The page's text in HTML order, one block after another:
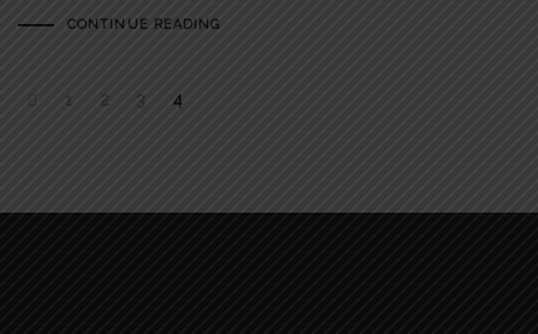
CONTINUE READING
1 2 3 4